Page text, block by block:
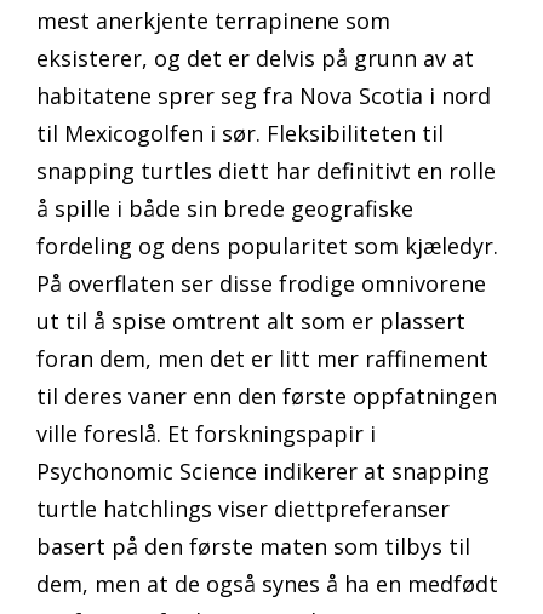
mest anerkjente terrapinene som
eksisterer, og det er delvis på grunn av at
habitatene sprer seg fra Nova Scotia i nord
til Mexicogolfen i sør. Fleksibiliteten til
snapping turtles diett har definitivt en rolle
å spille i både sin brede geografiske
fordeling og dens popularitet som kjæledyr.
På overflaten ser disse frodige omnivorene
ut til å spise omtrent alt som er plassert
foran dem, men det er litt mer raffinement
til deres vaner enn den første oppfatningen
ville foreslå. Et forskningspapir i
Psychonomic Science indikerer at snapping
turtle hatchlings viser diettpreferanser
basert på den første maten som tilbys til
dem, men at de også synes å ha en medfødt